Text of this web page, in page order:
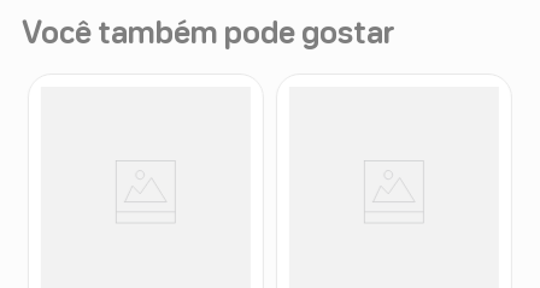
Você também pode gostar